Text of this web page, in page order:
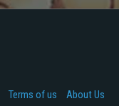
Terms of us About Us